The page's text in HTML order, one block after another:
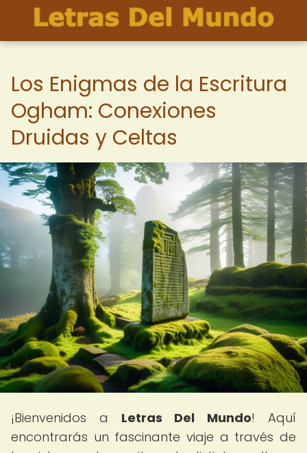
Los Enigmas de la Escritura
Ogham: Conexiones
Druidas y Celtas
¡Bienvenidos a Letras Del Mundo! Aquí
encontrarás un fascinante viaje a través de